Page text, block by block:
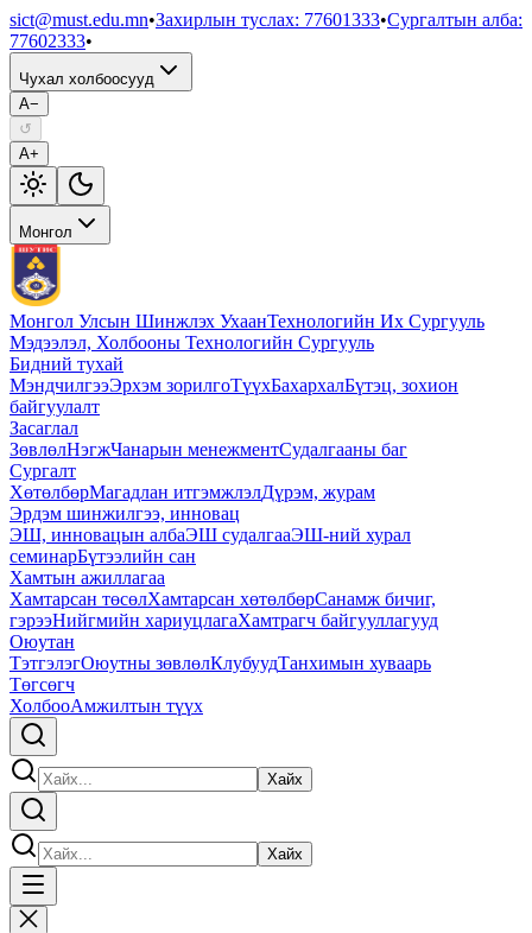
sict@must.edu.mn•Захирлын туслах: 77601333•Сургалтын алба:
77602333•
Чухал холбоосууд
A−
↺
A+
Монгол
Монгол Улсын Шинжлэх УхаанТехнологийн Их Сургууль
Мэдээлэл, Холбооны Технологийн Сургууль
Бидний тухай
МэндчилгээЭрхэм зорилгоТүүхБахархалБүтэц, зохион
байгуулалт
Засаглал
ЗөвлөлНэгжЧанарын менежментСудалгааны баг
Сургалт
ХөтөлбөрМагадлан итгэмжлэлДүрэм, журам
Эрдэм шинжилгээ, инновац
ЭШ, инновацын албаЭШ судалгааЭШ-ний хурал
семинарБүтээлийн сан
Хамтын ажиллагаа
Хамтарсан төсөлХамтарсан хөтөлбөрСанамж бичиг,
гэрээНийгмийн хариуцлагаХамтрагч байгууллагууд
Оюутан
ТэтгэлэгОюутны зөвлөлКлубуудТанхимын хуваарь
Төгсөгч
ХолбооАмжилтын түүх
Хайх
Хайх